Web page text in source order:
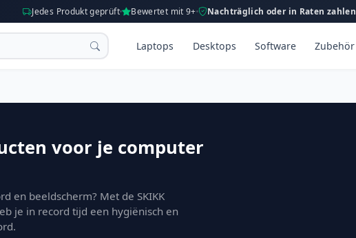
Jedes Produkt geprüft Bewertet mit 9+ Nachträglich oder in Raten zahlen
Laptops Desktops Software Zubehör
voor je computer
en beeldscherm? Met de SKIKK
je in record tijd een hygiënisch en